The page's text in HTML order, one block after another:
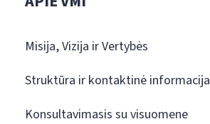
Misija, Vizija ir Vertybės
Struktūra ir kontaktinė informacija
Konsultavimasis su visuomene